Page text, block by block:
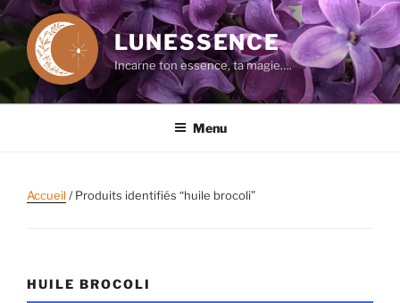
Aller
contenu
principal
LUNESSENCE
Incarne ton essence, ta magie….
Menu
Accueil/ Produits identifiés “huile brocoli”
HUILE BROCOLI